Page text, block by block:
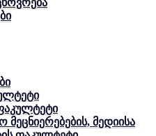
მეცნიერებების, მედიისა